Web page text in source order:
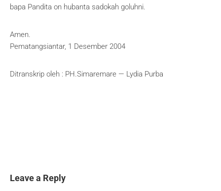
bapa Pandita on hubanta sadokah goluhni.
Amen.
Pematangsiantar, 1 Desember 2004
Ditranskrip oleh : PH.Simaremare — Lydia Purba
Leave a Reply